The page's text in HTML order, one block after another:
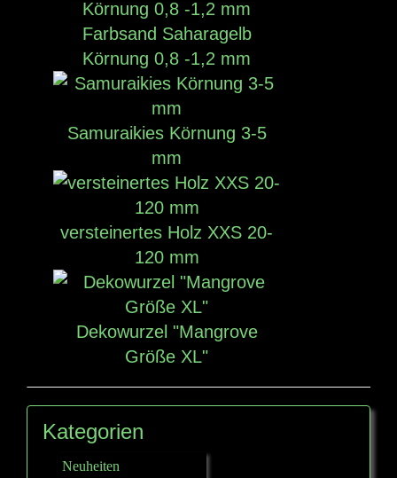
Farbsand Saharagelb
Körnung 0,8 -1,2 mm
Samuraikies Körnung 3-5
mm
versteinertes Holz XXS 20-
120 mm
Dekowurzel "Mangrove
Größe XL"
Kategorien
Neuheiten